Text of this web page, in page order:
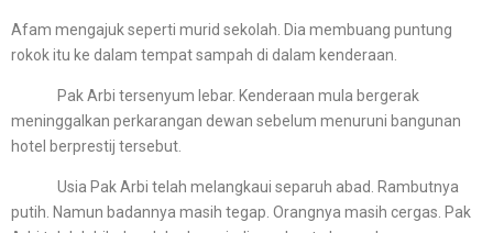
Afam mengajuk seperti murid sekolah. Dia membuang puntung
rokok itu ke dalam tempat sampah di dalam kenderaan.
Pak Arbi tersenyum lebar. Kenderaan mula bergerak
meninggalkan perkarangan dewan sebelum menuruni bangunan
hotel berprestij tersebut.
Usia Pak Arbi telah melangkaui separuh abad. Rambutnya
putih. Namun badannya masih tegap. Orangnya masih cergas. Pak